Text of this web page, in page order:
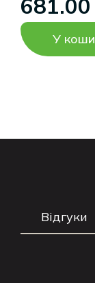
681.00
У
Відгуки